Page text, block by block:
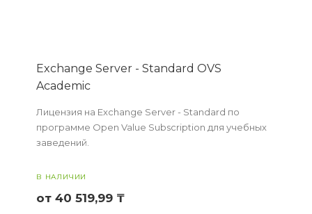
Exchange Server - Standard OVS
Academic
Лицензия на Exchange Server - Standard по
программе Open Value Subscription для учебных
заведений.
В НАЛИЧИИ
от 40 519,99 ₸